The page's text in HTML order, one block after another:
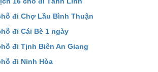
đi Chợ Lầu Bình Thuận
đi Cái Bè 1 ngày
đi Tịnh Biên An Giang
đi Ninh Hòa